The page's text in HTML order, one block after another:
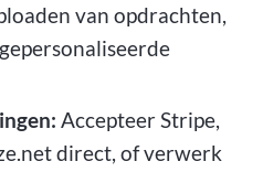
van opdrachten,
Accepteer Stripe,
direct, of verwerk